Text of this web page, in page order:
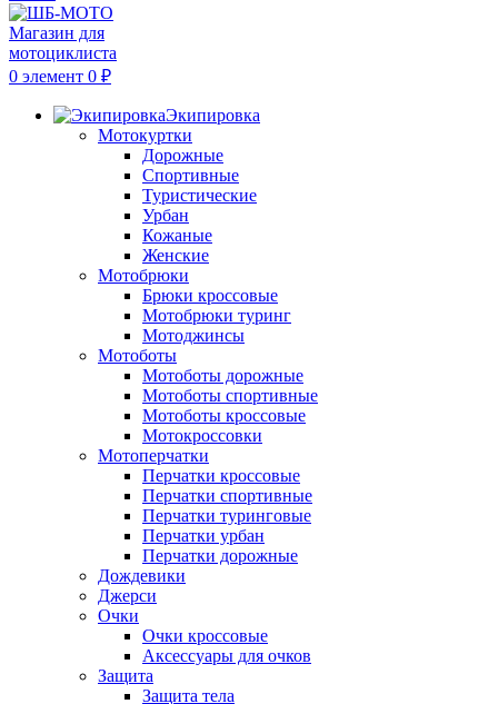
0 элемент 0 ₽
Экипировка
Мотокуртки
Дорожные
Спортивные
Туристические
Урбан
Кожаные
Женские
Мотобрюки
Брюки кроссовые
Мотобрюки туринг
Мотоджинсы
Мотоботы
Мотоботы дорожные
Мотоботы спортивные
Мотоботы кроссовые
Мотокроссовки
Мотоперчатки
Перчатки кроссовые
Перчатки спортивные
Перчатки туринговые
Перчатки урбан
Перчатки дорожные
Дождевики
Джерси
Очки
Очки кроссовые
Аксессуары для очков
Защита
Защита тела